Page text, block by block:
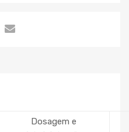
Dosagem e